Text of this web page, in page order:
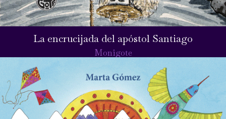
La encrucijada del apóstol Santiago
Monigote